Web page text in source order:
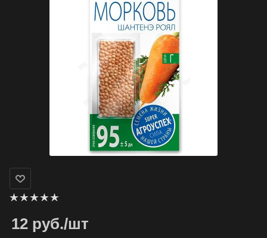
12 руб./шт